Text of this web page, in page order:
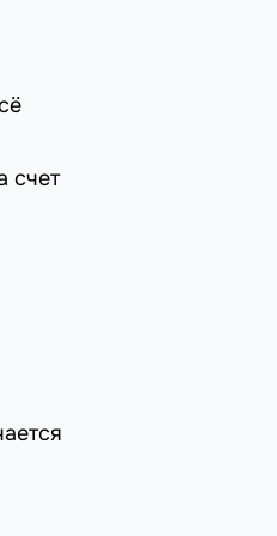
счет